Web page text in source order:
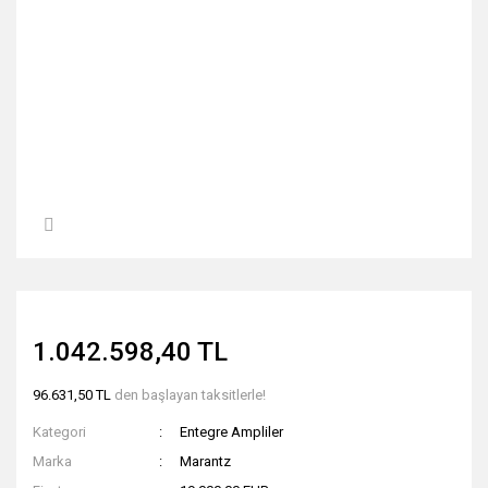
1.042.598,40 TL
96.631,50 TL den başlayan taksitlerle!
Kategori
Entegre Ampliler
Marka
Marantz